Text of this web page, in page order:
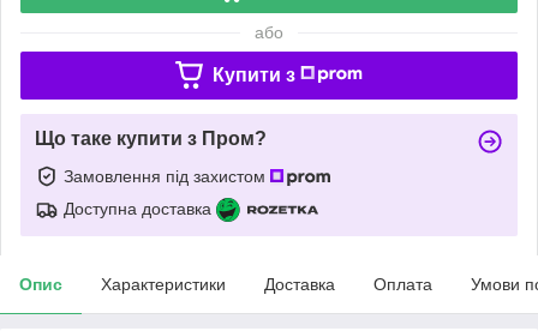
або
Купити з
Що таке купити з Пром?
Замовлення під захистом
Доступна доставка
Опис Характеристики Доставка Оплата Умови